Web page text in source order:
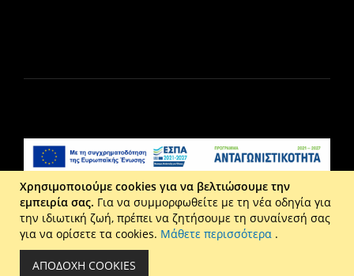
Liberta Ε.Π.Ε. - Τ: 2610 201 800 - Ε: eshop@maison.gr -
Γ.Ε.ΜΗ : 036110316000
Copyright © 2026 Maison. All rights reserved.
Χρησιμοποιούμε cookies για να βελτιώσουμε την
εμπειρία σας. Για να συμμορφωθείτε με τη νέα οδηγία για
την ιδιωτική ζωή, πρέπει να ζητήσουμε τη συναίνεσή σας
για να ορίσετε τα cookies. Μάθετε περισσότερα .
ΑΠΟΔΟΧΉ COOKIES